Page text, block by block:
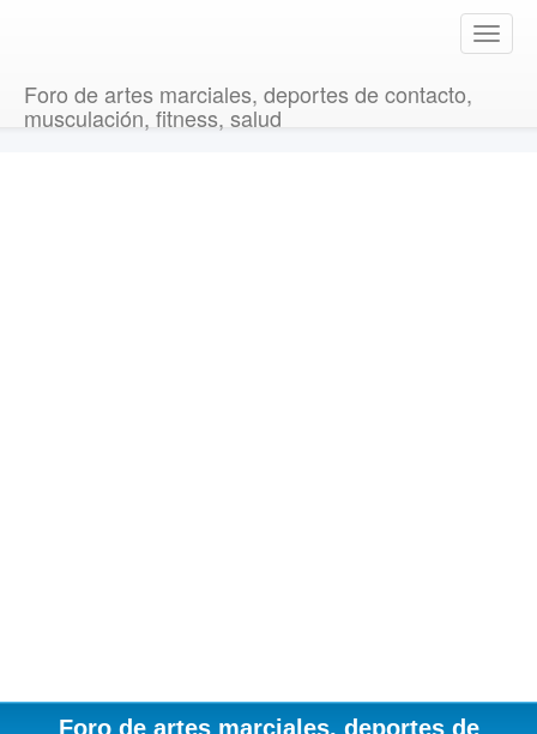
T
o
Foro de artes marciales, deportes de contacto,
musculación, fitness, salud
Foro de artes marciales, deportes de